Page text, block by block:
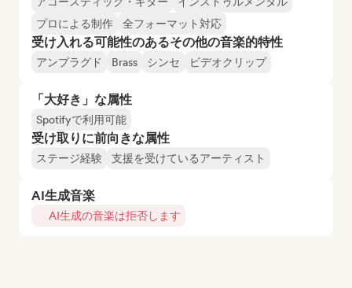
プロによる制作
全フォーマット対応
受け入れる可能性のあるその他の音楽的特性
アンプラグド Brass シンセ ビデオクリップ
「大好き」な属性
Spotifyで利用可能
受け取りに前向きな属性
ステージ経験 支援を受けているアーティスト
AI生成音楽
AI生成の音楽は拒否します